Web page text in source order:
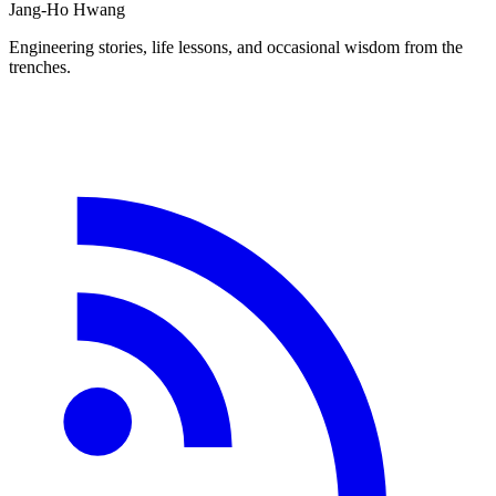
Jang-Ho Hwang
Engineering stories, life lessons, and occasional wisdom from the
trenches.